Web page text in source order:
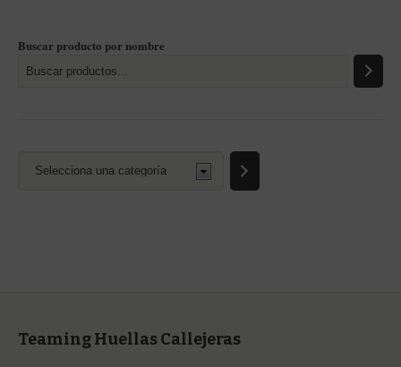
Buscar producto por nombre
Teaming Huellas Callejeras